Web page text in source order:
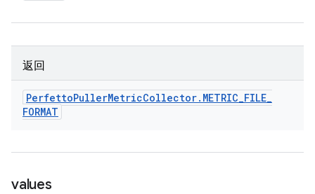
返回
PerfettoPullerMetricCollector. METRIC_FILE_
FORMAT
values